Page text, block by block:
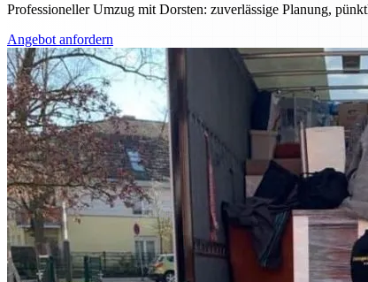
Professioneller Umzug mit Dorsten: zuverlässige Planung,
Angebot anfordern